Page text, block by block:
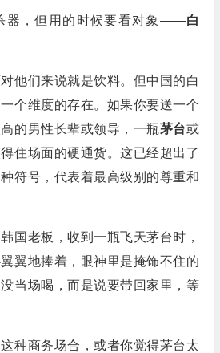
器，但用的时候要看对象——白
他们来说就是饮料。但中国的白
个维度的存在。如果你要送一个
的男性长辈或领导，一瓶茅台或
得住场面的硬通货。这已经超出了
符号，代表着最高级别的尊重和
国老板，收到一瓶飞天茅台时，
翼地捧着，眼神里是掩饰不住的
当场喝，而是说要带回家里，等
种商务场合，或者你觉得茅台太